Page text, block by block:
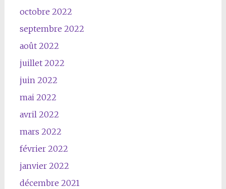
octobre 2022
septembre 2022
août 2022
juillet 2022
juin 2022
mai 2022
avril 2022
mars 2022
février 2022
janvier 2022
décembre 2021